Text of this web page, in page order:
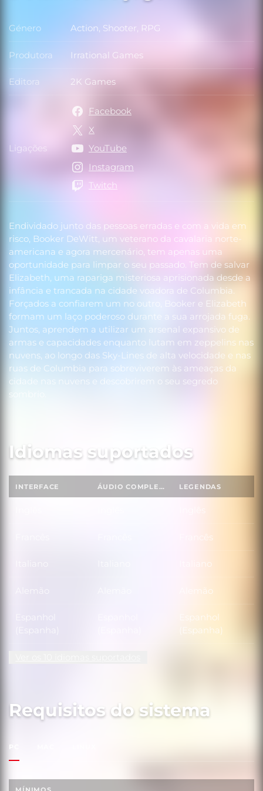
Endividado junto das pessoas erradas e com a vida em
risco, Booker DeWitt, um veterano da cavalaria norte-
americana e agora mercenário, tem apenas uma
oportunidade para limpar o seu passado. Tem de salvar
Elizabeth, uma rapariga misteriosa aprisionada desde a
infância e trancada na cidade voadora de Columbia.
Forçados a confiarem um no outro, Booker e Elizabeth
formam um laço poderoso durante a sua arrojada fuga.
Juntos, aprendem a utilizar um arsenal expansivo de
armas e capacidades enquanto lutam em zeppelins nas
nuvens, ao longo das Sky-Lines de alta velocidade e nas
ruas de Columbia para sobreviverem às ameaças da
cidade nas nuvens e descobrirem o seu segredo
sombrio.
Género Género
Action, Shooter, RPG
Produtora Produtora
Irrational Games
Editora Editora
2K Games
Ligações Ligações
Facebook
X
YouTube
Instagram
Twitch
Idiomas suportados
INTERFACE ÁUDIO COMPLETO LEGENDAS
Francês
Italiano
Alemão
Espanhol
(Espanha)
Requisitos do sistema
PC